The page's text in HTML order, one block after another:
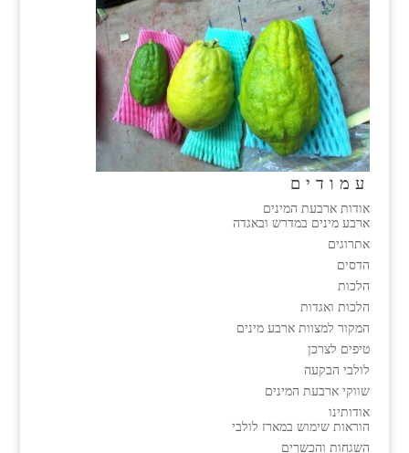
עמודים
אודות ארבעת המינים
ארבע מינים במדרש ובאגדה
אתרוגים
הדסים
הלכות
הלכות ואגדות
המקור למצוות ארבע מינים
טיפים לצרכן
לולבי הבקעה
שווקי ארבעת המינים
אודותינו
הוראות שימוש במארז לולבי
השגחות והכשרים